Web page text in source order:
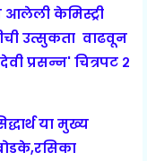
आलेली केमिस्ट्री
उत्सुकता वाढवून
प्रसन्न' चित्रपट २
या मुख्य